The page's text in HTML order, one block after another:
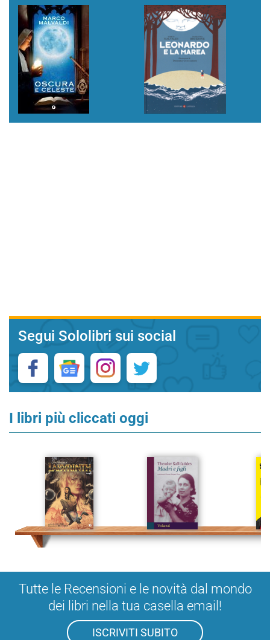
Segui Sololibri sui social
I libri più cliccati oggi
Tutte le Recensioni e le novità dal mondo
dei libri nella tua casella email!
ISCRIVITI SUBITO